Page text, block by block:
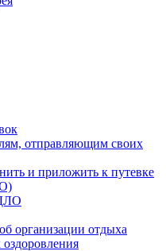
отправляющим своих
и приложить к путевке
организации отдыха
оздоровления